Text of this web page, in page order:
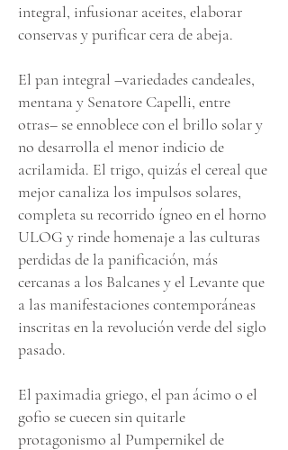
integral, infusionar aceites, elaborar
conservas y purificar cera de abeja.
El pan integral –variedades candeales,
mentana y Senatore Capelli, entre
otras– se ennoblece con el brillo solar y
no desarrolla el menor indicio de
acrilamida. El trigo, quizás el cereal que
mejor canaliza los impulsos solares,
completa su recorrido ígneo en el horno
ULOG y rinde homenaje a las culturas
perdidas de la panificación, más
cercanas a los Balcanes y el Levante que
a las manifestaciones contemporáneas
inscritas en la revolución verde del siglo
pasado.
El paximadia griego, el pan ácimo o el
gofio se cuecen sin quitarle
protagonismo al Pumpernikel de